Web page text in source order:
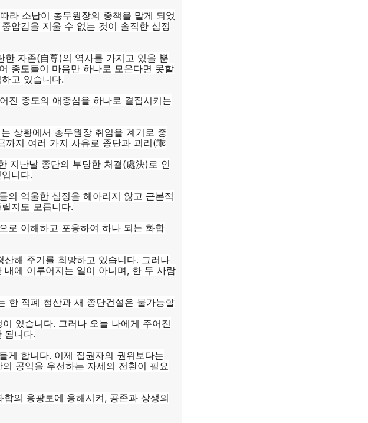
라 소납이 총무원장의 중책을 맡게 되었
압감을 지울 수 없는 것이 솔직한 심정
한 자존(自尊)의 역사를 가지고 있을 뿐
종도들이 마음만 하나로 모은다면 못할
고 있습니다.
진 종도의 애종심을 하나로 결집시키는
상황에서 총무원장 취임을 계기로 종
까지 여러 가지 사유로 종단과 괴리(乖
지난날 종단의 부당한 처결(處決)로 인
니다.
의 억울한 심정을 헤아리지 않고 근본적
지도 모릅니다.
로 이해하고 포용하여 하나 되는 화합
해 주기를 희망하고 있습니다. 그러나
에 이루어지는 일이 아니며, 한 두 사람
한 적폐 청산과 새 종단건설은 불가능할
있습니다. 그러나 오늘 나에게 주어진
됩니다.
게 합니다. 이제 집권자의 권위보다는
공익을 우선하는 자세의 전환이 필요
의 용광로에 용해시켜, 공존과 상생의